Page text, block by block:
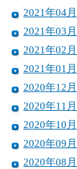
2021年04月
2021年03月
2021年02月
2021年01月
2020年12月
2020年11月
2020年10月
2020年09月
2020年08月